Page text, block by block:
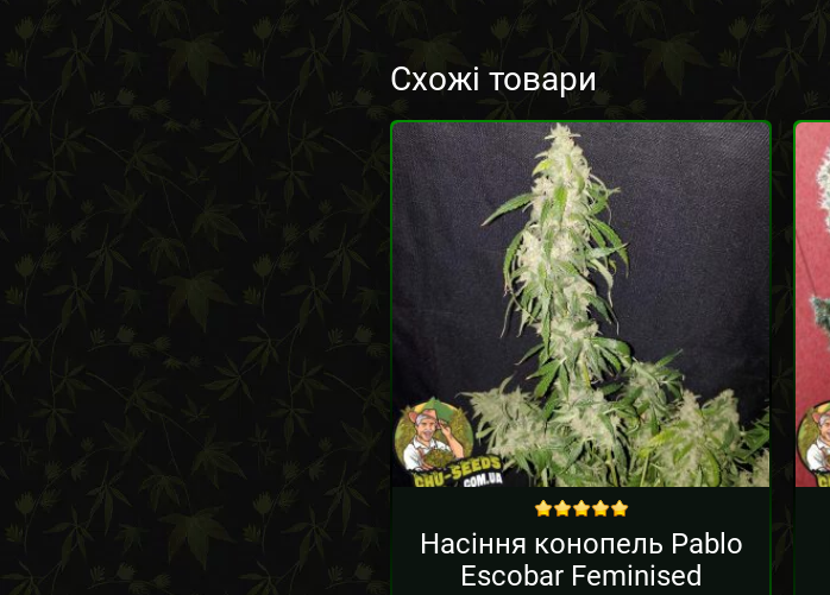
Схожі товари
Насіння конопель Pablo
Escobar Feminised